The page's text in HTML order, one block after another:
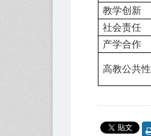
教学创新
社会责任
产学合作
高教公共性